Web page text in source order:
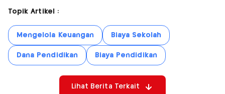
Topik Artikel :
Mengelola Keuangan Biaya Sekolah
Dana Pendidikan Biaya Pendidikan
Lihat Berita Terkait